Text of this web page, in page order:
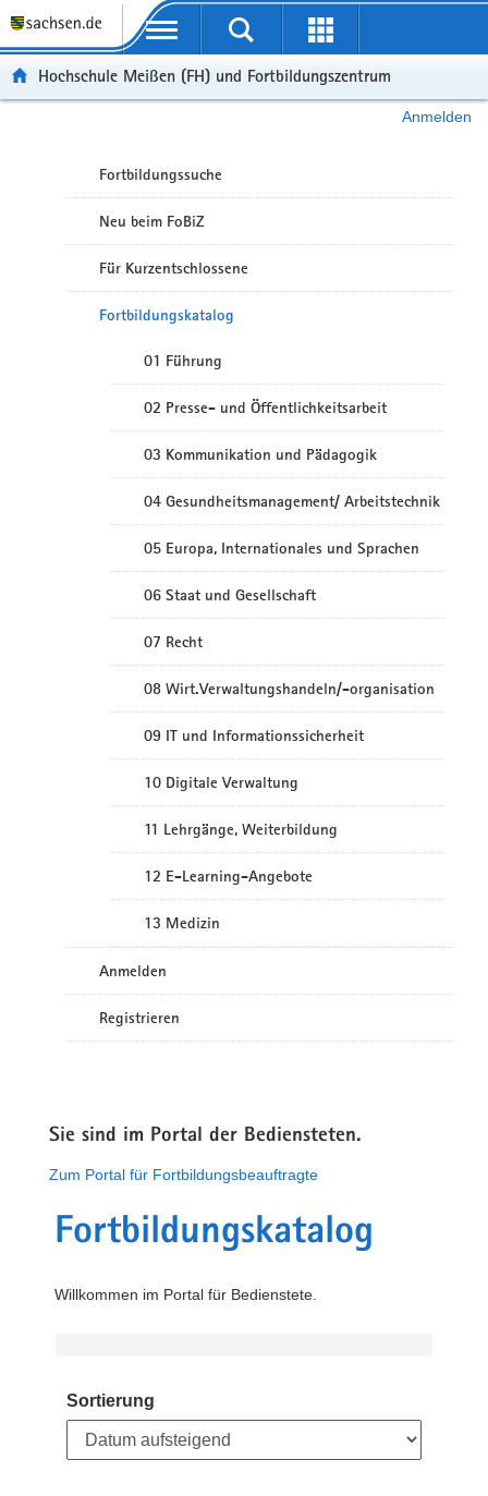
Portalübergreifende Navigation
Hochschule Meißen (FH) und Fortbildungszentrum
Anmelden
Fortbildungssuche
Neu beim FoBiZ
Für Kurzentschlossene
Fortbildungskatalog
01 Führung
02 Presse- und Öffentlichkeitsarbeit
03 Kommunikation und Pädagogik
04 Gesundheitsmanagement/ Arbeitstechnik
05 Europa, Internationales und Sprachen
06 Staat und Gesellschaft
07 Recht
08 Wirt.Verwaltungshandeln/-organisation
09 IT und Informationssicherheit
10 Digitale Verwaltung
11 Lehrgänge, Weiterbildung
12 E-Learning-Angebote
13 Medizin
Anmelden
Registrieren
Sie sind im Portal der Bediensteten.
Zum Portal für Fortbildungsbeauftragte
Fortbildungskatalog
Willkommen im Portal für Bedienstete.
Sortierung